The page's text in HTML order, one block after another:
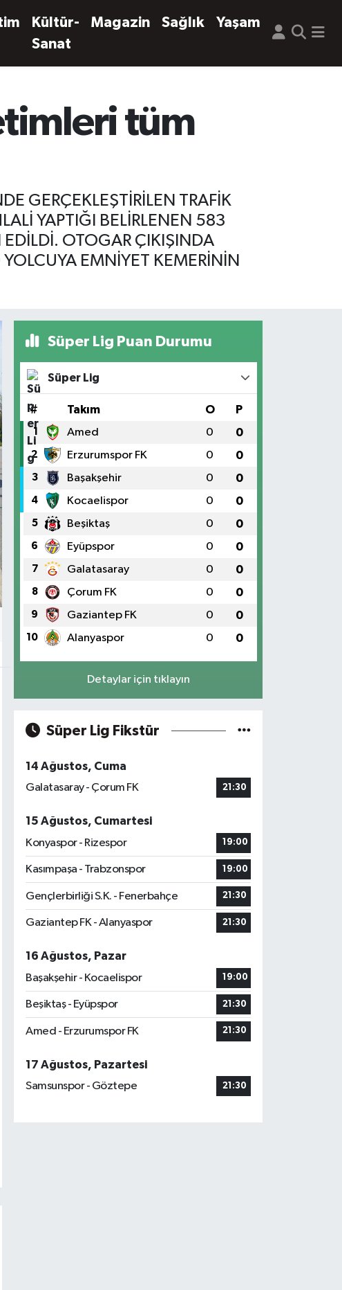
Kültür-
Sanat
Magazin Sağlık Yaşam
tüm
GERÇEKLEŞTİRİLEN TRAFİK
YAPTIĞI BELİRLENEN 583
EDİLDİ. OTOGAR ÇIKIŞINDA
EMNİYET KEMERİNİN
Süper Lig Puan Durumu
Süper Lig
# Takım O P
1 Amed 0 0
2 Erzurumspor FK 0 0
3 Başakşehir 0 0
4 Kocaelispor 0 0
5 Beşiktaş 0 0
6 Eyüpspor 0 0
7 Galatasaray 0 0
8 Çorum FK 0 0
9 Gaziantep FK 0 0
10 Alanyaspor 0 0
Detaylar için tıklayın
Süper Lig Fikstür
14 Ağustos, Cuma
Galatasaray - Çorum FK
21:30
15 Ağustos, Cumartesi
Konyaspor - Rizespor
19:00
Kasımpaşa - Trabzonspor 19:00
Gençlerbirliği S.K. - Fenerbahçe 21:30
Gaziantep FK - Alanyaspor 21:30
16 Ağustos, Pazar
Başakşehir - Kocaelispor
19:00
Beşiktaş - Eyüpspor 21:30
Amed - Erzurumspor FK 21:30
17 Ağustos, Pazartesi
Samsunspor - Göztepe
21:30